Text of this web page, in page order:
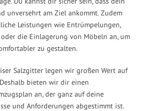
unversehrt am Ziel ankommt. Zudem
Leistungen wie Entrümpelungen,
die Einlagerung von Möbeln an, um
zu gestalten.
Salzgitter legen wir großen Wert auf
bieten wir dir einen
an, der ganz auf deine
und Anforderungen abgestimmt ist.